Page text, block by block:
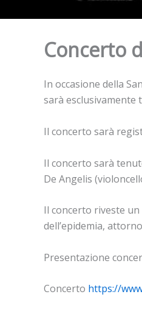
Concerto
In occasione della
sarà esclusivamente
Il concerto sarà
Il concerto sarà
De Angelis
Il concerto riveste
dell’epidemia,
Presentazione
Concerto https://